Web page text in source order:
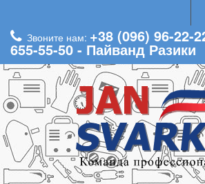
Звоните нам: +38 (096) 96-22-
655-55-50 - Пайванд Разики